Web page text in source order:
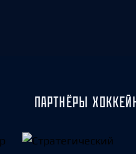
ПАРТНЁРЫ